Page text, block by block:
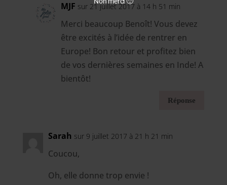
MJF sur 21 juillet 2017 à 14 h 51 min
Merci beaucoup Benoît! Vous devez
être excités à l’idée de rentrer en
Europe! Bon retour et profitez bien
de vos dernières semaines en Inde! A
bientôt!
Réponse
Sarah sur 9 juillet 2017 à 21 h 21 min
Coucou,
Oh, elle donne trop envie !